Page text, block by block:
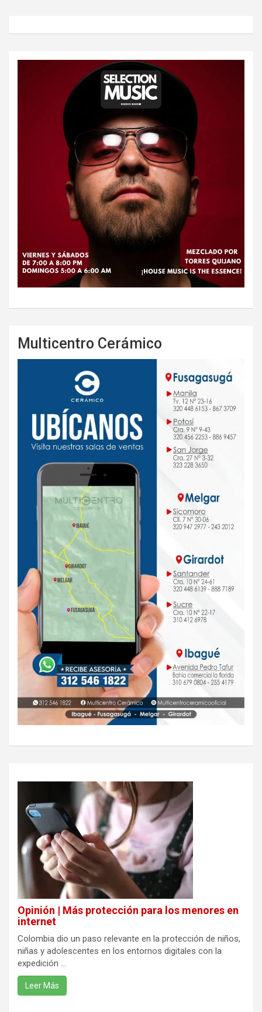
Multicentro Cerámico
Opinión | Más protección para los menores en
internet
Colombia dio un paso relevante en la protección de niños,
niñas y adolescentes en los entornos digitales con la
expedición ...
Leer Más